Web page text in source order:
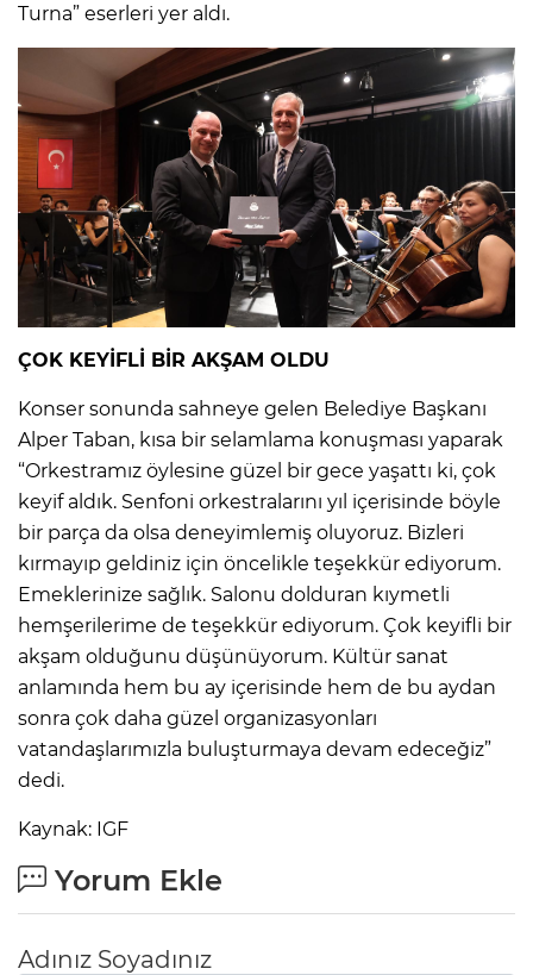
Turna” eserleri yer aldı.
ÇOK KEYİFLİ BİR AKŞAM OLDU
Konser sonunda sahneye gelen Belediye Başkanı
Alper Taban, kısa bir selamlama konuşması yaparak
“Orkestramız öylesine güzel bir gece yaşattı ki, çok
keyif aldık. Senfoni orkestralarını yıl içerisinde böyle
bir parça da olsa deneyimlemiş oluyoruz. Bizleri
kırmayıp geldiniz için öncelikle teşekkür ediyorum.
Emeklerinize sağlık. Salonu dolduran kıymetli
hemşerilerime de teşekkür ediyorum. Çok keyifli bir
akşam olduğunu düşünüyorum. Kültür sanat
anlamında hem bu ay içerisinde hem de bu aydan
sonra çok daha güzel organizasyonları
vatandaşlarımızla buluşturmaya devam edeceğiz”
dedi.
Kaynak: IGF
Yorum Ekle
Adınız Soyadınız